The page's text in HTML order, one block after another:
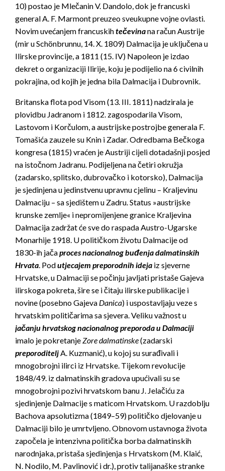
10) postao je Mlečanin V. Dandolo, dok je francuski
general A. F. Marmont preuzeo sveukupne vojne ovlasti.
Novim uvećanjem francuskihtečevinana račun Austrije
(mir u Schönbrunnu, 14. X. 1809) Dalmacija je uključena u
Ilirske provincije, a 1811 (15. IV) Napoleon je izdao
dekret o organizaciji Ilirije, koju je podijelio na 6 civilnih
pokrajina, od kojih je jedna bila Dalmacija i Dubrovnik.
Britanska flota pod Visom (13. III. 1811) nadzirala je
plovidbu Jadranom i 1812. zagospodarila Visom,
Lastovom i Korčulom, a austrijske postrojbe generala F.
Tomašića zauzele su Knin i Zadar. Odredbama Bečkoga
kongresa (1815) vraćen je Austriji cijeli dotadašnji posjed
na istočnom Jadranu. Podijeljena na četiri okružja
(zadarsko, splitsko, dubrovačko i kotorsko), Dalmacija
je sjedinjena u jedinstvenu upravnu cjelinu – Kraljevinu
Dalmaciju – sa sjedištem u Zadru. Status »austrijske
krunske zemlje« i nepromijenjene granice Kraljevina
Dalmacija zadržat će sve do raspada Austro-Ugarske
Monarhije 1918. U političkom životu Dalmacije od
1830-ih jačaproces nacionalnog buđenja dalmatinskih
Hrvata . Podutjecajem preporodnih ideja iz sjeverne
Hrvatske, u Dalmaciji se počinju javljati pristaše Gajeva
ilirskoga pokreta, šire se i čitaju ilirske publikacije i
novine (posebno Gajeva Danica) i uspostavljaju veze s
hrvatskim političarima sa sjevera. Veliku važnost u
jačanju hrvatskog nacionalnog preporoda u Dalmaciji
imalo je pokretanje Zore dalmatinske(zadarski
preporoditelj A. Kuzmanić), u kojoj su surađivali i
mnogobrojni ilirci iz Hrvatske. Tijekom revolucije
1848/49. iz dalmatinskih gradova upućivali su se
mnogobrojni pozivi hrvatskom banu J. Jelačiću za
sjedinjenje Dalmacije s maticom Hrvatskom. U razdoblju
Bachova apsolutizma (1849–59) političko djelovanje u
Dalmaciji bilo je umrtvljeno. Obnovom ustavnoga života
započela je intenzivna politička borba dalmatinskih
narodnjaka, pristaša sjedinjenja s Hrvatskom (M. Klaić,
N. Nodilo, M. Pavlinović i dr.), protiv talijanaške stranke